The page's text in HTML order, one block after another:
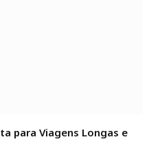
para Viagens Longas e